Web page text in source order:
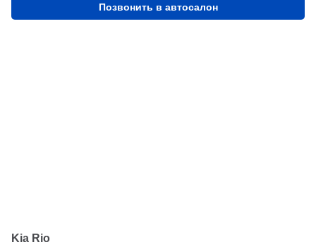
Позвонить в автосалон
Kia Rio